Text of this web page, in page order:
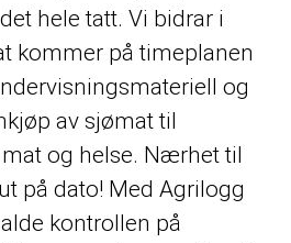
hele tatt. Vi bidrar i
kommer på timeplanen
og
av sjømat til
og helse. Nærhet til
på dato! Med Agrilogg
kontrollen på